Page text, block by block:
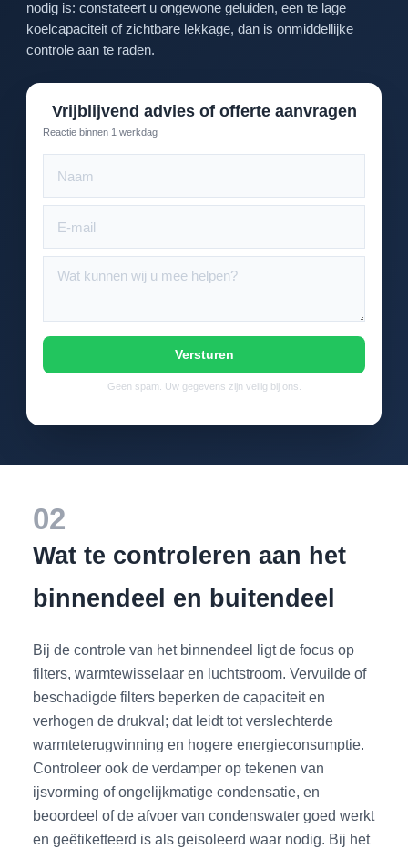
nodig is: constateert u ongewone geluiden, een te lage
koelcapaciteit of zichtbare lekkage, dan is onmiddellijke
controle aan te raden.
Vrijblijvend advies of offerte aanvragen
Reactie binnen 1 werkdag
Versturen
Geen spam. Uw gegevens zijn veilig bij ons.
02
Wat te controleren aan het
binnendeel en buitendeel
Bij de controle van het binnendeel ligt de focus op
filters, warmtewisselaar en luchtstroom. Vervuilde of
beschadigde filters beperken de capaciteit en
verhogen de drukval; dat leidt tot verslechterde
warmteterugwinning en hogere energieconsumptie.
Controleer ook de verdamper op tekenen van
ijsvorming of ongelijkmatige condensatie, en
beoordeel of de afvoer van condenswater goed werkt
en geëtiketteerd is als geisoleerd waar nodig. Bij het